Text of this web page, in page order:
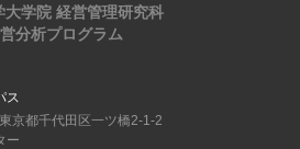
大学院 経営管理研究科
分析プログラム
ス
京都千代田区一ツ橋2-1-2
ー